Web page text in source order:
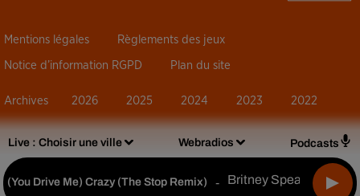
Live : Choisir une ville Webradios Podcasts
(you Drive Me) Crazy (the Stop Remix) - Britney Spears
Mentions légales Règlements des jeux
Notice d’information RGPD Plan du site
Archives 2026 2025 2024 2023 2022